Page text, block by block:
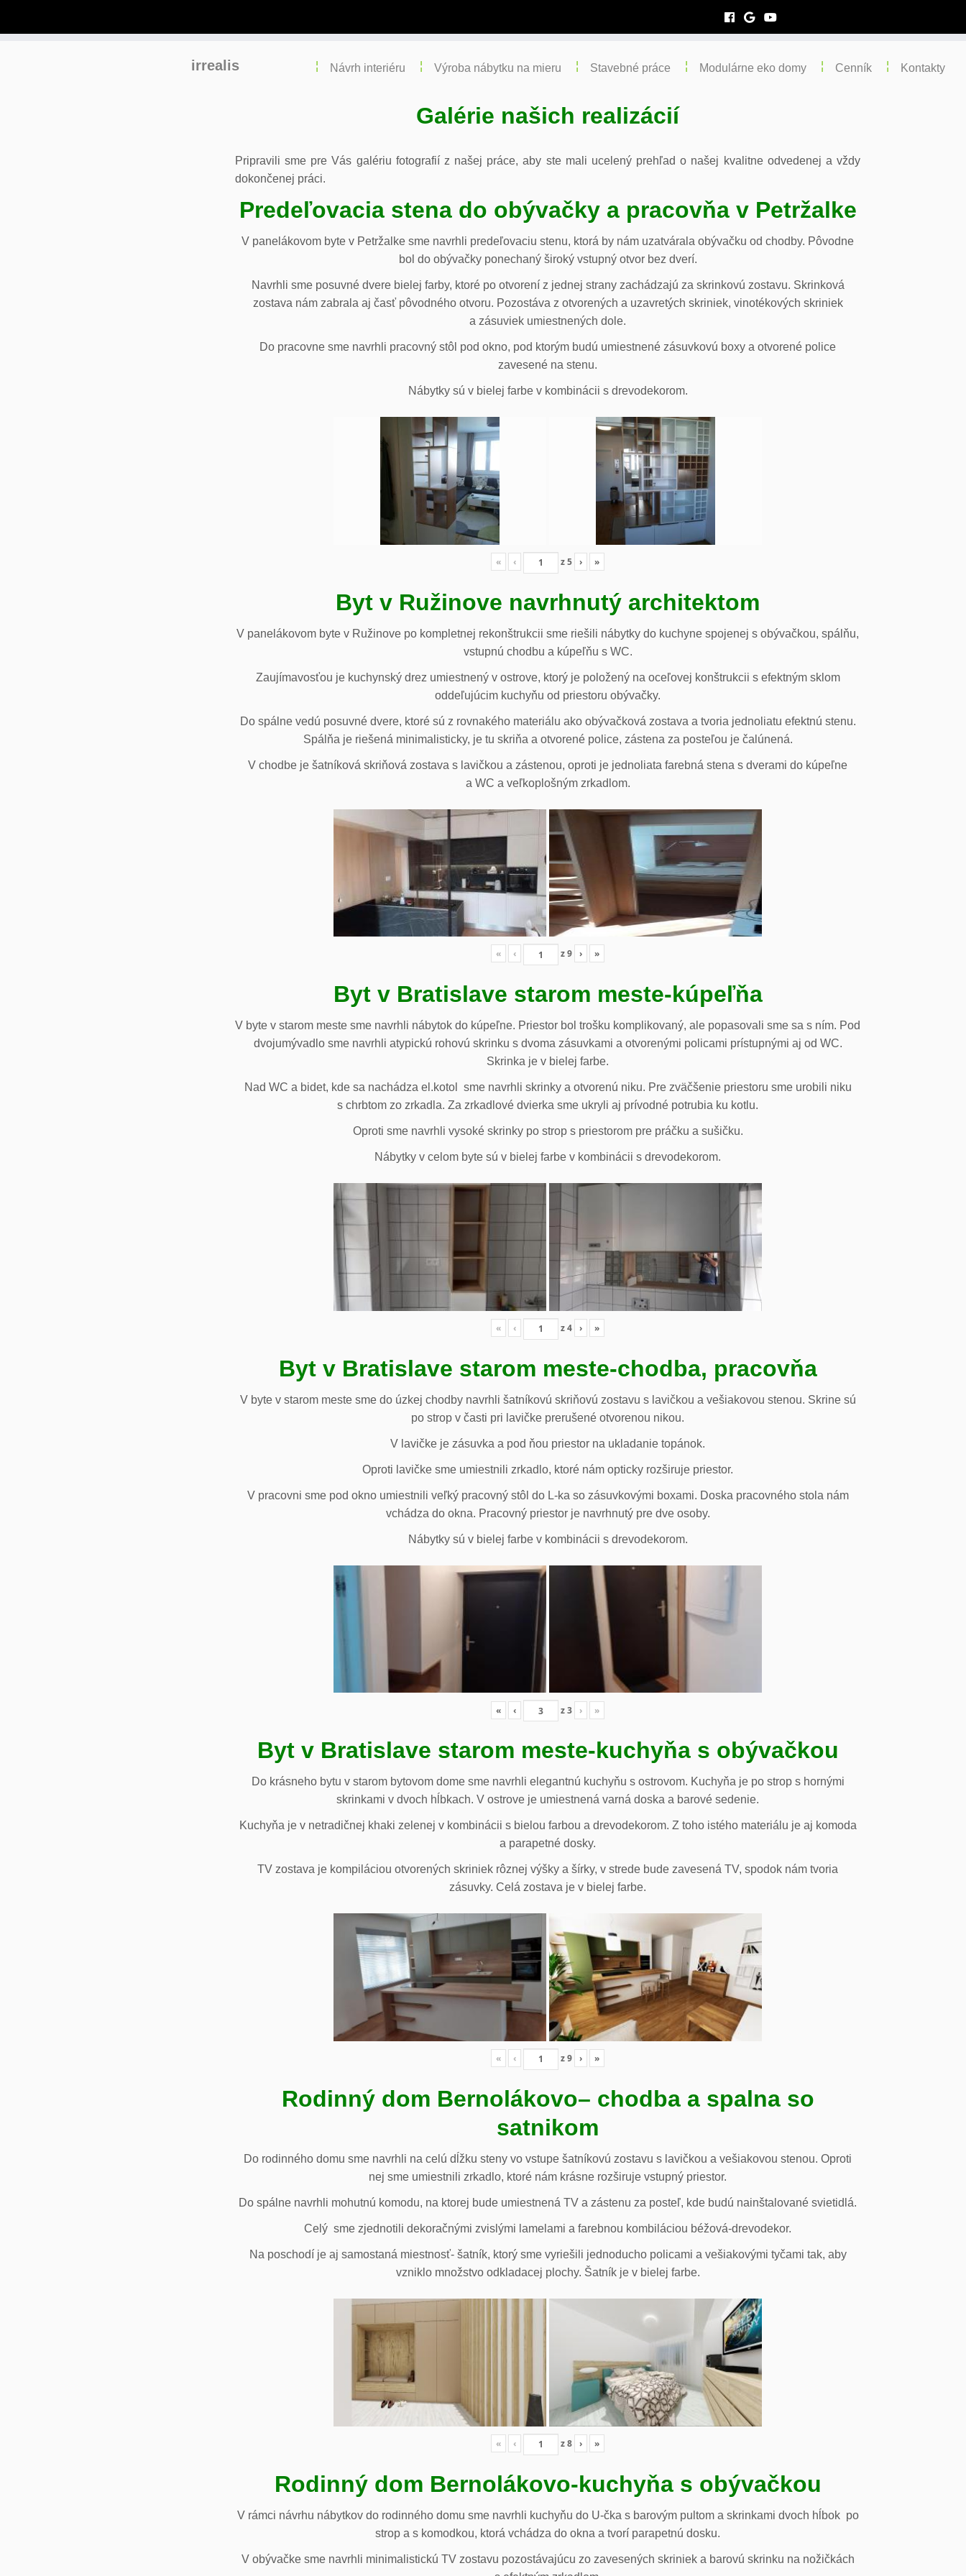
irrealis Návrh interiéru Výroba nábytku na mieru Stavebné práce Modulárne eko domy Cenník Kontakty
Galérie našich realizácií
Pripravili sme pre Vás galériu fotografií z našej práce, aby ste mali ucelený prehľad o našej kvalitne odvedenej a vždy
dokončenej práci.
Predeľovacia stena do obývačky a pracovňa v Petržalke
V panelákovom byte v Petržalke sme navrhli predeľovaciu stenu, ktorá by nám uzatvárala obývačku od chodby. Pôvodne
bol do obývačky ponechaný široký vstupný otvor bez dverí.
Navrhli sme posuvné dvere bielej farby, ktoré po otvorení z jednej strany zachádzajú za skrinkovú zostavu. Skrinková
zostava nám zabrala aj časť pôvodného otvoru. Pozostáva z otvorených a uzavretých skriniek, vinotékových skriniek
a zásuviek umiestnených dole.
Do pracovne sme navrhli pracovný stôl pod okno, pod ktorým budú umiestnené zásuvkovú boxy a otvorené police
zavesené na stenu.
Nábytky sú v bielej farbe v kombinácii s drevodekorom.
« ‹ z5 › »
Byt v Ružinove navrhnutý architektom
V panelákovom byte v Ružinove po kompletnej rekonštrukcii sme riešili nábytky do kuchyne spojenej s obývačkou, spálňu,
vstupnú chodbu a kúpeľňu s WC.
Zaujímavosťou je kuchynský drez umiestnený v ostrove, ktorý je položený na oceľovej konštrukcii s efektným sklom
oddeľujúcim kuchyňu od priestoru obývačky.
Do spálne vedú posuvné dvere, ktoré sú z rovnakého materiálu ako obývačková zostava a tvoria jednoliatu efektnú stenu.
Spálňa je riešená minimalisticky, je tu skriňa a otvorené police, zástena za posteľou je čalúnená.
V chodbe je šatníková skriňová zostava s lavičkou a zástenou, oproti je jednoliata farebná stena s dverami do kúpeľne
a WC a veľkoplošným zrkadlom.
« ‹ z9 › »
Byt v Bratislave starom meste-kúpeľňa
V byte v starom meste sme navrhli nábytok do kúpeľne. Priestor bol trošku komplikovaný, ale popasovali sme sa s ním. Pod
dvojumývadlo sme navrhli atypickú rohovú skrinku s dvoma zásuvkami a otvorenými policami prístupnými aj od WC.
Skrinka je v bielej farbe.
Nad WC a bidet, kde sa nachádza el.kotol sme navrhli skrinky a otvorenú niku. Pre zväčšenie priestoru sme urobili niku
s chrbtom zo zrkadla. Za zrkadlové dvierka sme ukryli aj prívodné potrubia ku kotlu.
Oproti sme navrhli vysoké skrinky po strop s priestorom pre práčku a sušičku.
Nábytky v celom byte sú v bielej farbe v kombinácii s drevodekorom.
« ‹ z4 › »
Byt v Bratislave starom meste-chodba, pracovňa
V byte v starom meste sme do úzkej chodby navrhli šatníkovú skriňovú zostavu s lavičkou a vešiakovou stenou. Skrine sú
po strop v časti pri lavičke prerušené otvorenou nikou.
V lavičke je zásuvka a pod ňou priestor na ukladanie topánok.
Oproti lavičke sme umiestnili zrkadlo, ktoré nám opticky rozširuje priestor.
V pracovni sme pod okno umiestnili veľký pracovný stôl do L-ka so zásuvkovými boxami. Doska pracovného stola nám
vchádza do okna. Pracovný priestor je navrhnutý pre dve osoby.
Nábytky sú v bielej farbe v kombinácii s drevodekorom.
« ‹ z3 › »
Byt v Bratislave starom meste-kuchyňa s obývačkou
Do krásneho bytu v starom bytovom dome sme navrhli elegantnú kuchyňu s ostrovom. Kuchyňa je po strop s hornými
skrinkami v dvoch hĺbkach. V ostrove je umiestnená varná doska a barové sedenie.
Kuchyňa je v netradičnej khaki zelenej v kombinácii s bielou farbou a drevodekorom. Z toho istého materiálu je aj komoda
a parapetné dosky.
TV zostava je kompiláciou otvorených skriniek rôznej výšky a šírky, v strede bude zavesená TV, spodok nám tvoria
zásuvky. Celá zostava je v bielej farbe.
« ‹ z9 › »
Rodinný dom Bernolákovo– chodba a spalna so
satnikom
Do rodinného domu sme navrhli na celú dĺžku steny vo vstupe šatníkovú zostavu s lavičkou a vešiakovou stenou. Oproti
nej sme umiestnili zrkadlo, ktoré nám krásne rozširuje vstupný priestor.
Do spálne navrhli mohutnú komodu, na ktorej bude umiestnená TV a zástenu za posteľ, kde budú nainštalované svietidlá.
Celý sme zjednotili dekoračnými zvislými lamelami a farebnou kombiláciou béžová-drevodekor.
Na poschodí je aj samostaná miestnosť- šatník, ktorý sme vyriešili jednoducho policami a vešiakovými tyčami tak, aby
vzniklo množstvo odkladacej plochy. Šatník je v bielej farbe.
« ‹ z8 › »
Rodinný dom Bernolákovo-kuchyňa s obývačkou
V rámci návrhu nábytkov do rodinného domu sme navrhli kuchyňu do U-čka s barovým pultom a skrinkami dvoch hĺbok po
strop a s komodkou, ktorá vchádza do okna a tvorí parapetnú dosku.
V obývačke sme navrhli minimalistickú TV zostavu pozostávajúcu zo zavesených skriniek a barovú skrinku na nožičkách